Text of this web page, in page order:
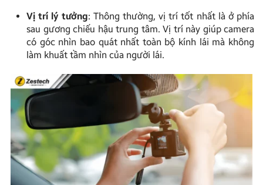
Vị trí lý tưởng: Thông thường, vị trí tốt nhất là ở phía
sau gương chiếu hậu trung tâm. Vị trí này giúp camera
có góc nhìn bao quát nhất toàn bộ kính lái mà không
làm khuất tầm nhìn của người lái.